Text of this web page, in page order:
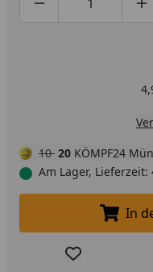
Produktmenge
10 20 KÖMPF24
Am Lager,
In
Produkt zur